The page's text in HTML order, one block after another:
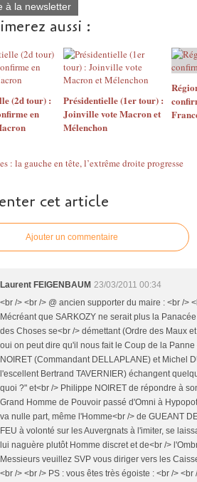
à la newsletter
aussi :
(2d tour) :
en
Présidentielle (1er tour) :
Joinville vote Macron et
Mélenchon
: la gauche en tête, l’extrême droite progresse
cet article
Ajouter un commentaire
Laurent FEIGENBAUM 23/03/2011 00:34
<br /> <br /> @ ancien supporter du maire : <br />
Mécréant que SARKOZY ne serait plus la
des Choses se<br /> démettant (Ordre des Maux
oui on peut dire qu'il nous fait le Coup de la
NOIRET (Commandant DELLAPLANE) et Michel
l'escellent Bertrand TAVERNIER) échangent
quoi ?" et<br /> Philippe NOIRET de répondre à
Grand Homme de Pouvoir passé d'Omni à
va nulle part, même l'Homme<br /> de GUEANT
FEU à volonté sur les Auvergnats à l'imiter, se
lui naguère plutôt Homme discret et de<br />
Messieurs veuillez SVP vous diriger vers les
<br /> <br /> PS : vous êtes très égoiste : <br />